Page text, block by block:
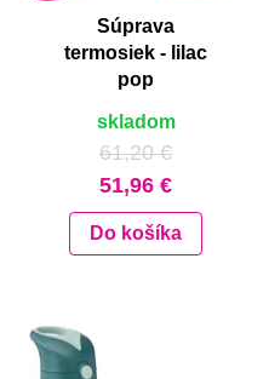
Súprava
termosiek - lilac
pop
skladom
61,20 €
51,96 €
Do košíka